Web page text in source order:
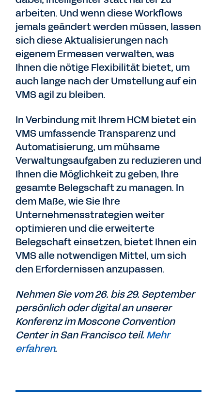
arbeiten. Und wenn diese Workflows
jemals geändert werden müssen, lassen
sich diese Aktualisierungen nach
eigenem Ermessen verwalten, was
Ihnen die nötige Flexibilität bietet, um
auch lange nach der Umstellung auf ein
VMS agil zu bleiben.
In Verbindung mit Ihrem HCM bietet ein
VMS umfassende Transparenz und
Automatisierung, um mühsame
Verwaltungsaufgaben zu reduzieren und
Ihnen die Möglichkeit zu geben, Ihre
gesamte Belegschaft zu managen. In
dem Maße, wie Sie Ihre
Unternehmensstrategien weiter
optimieren und die erweiterte
Belegschaft einsetzen, bietet Ihnen ein
VMS alle notwendigen Mittel, um sich
den Erfordernissen anzupassen.
Nehmen Sie vom 26. bis 29. September
persönlich oder digital an unserer
Konferenz im Moscone Convention
Center in San Francisco teil. Mehr
erfahren.